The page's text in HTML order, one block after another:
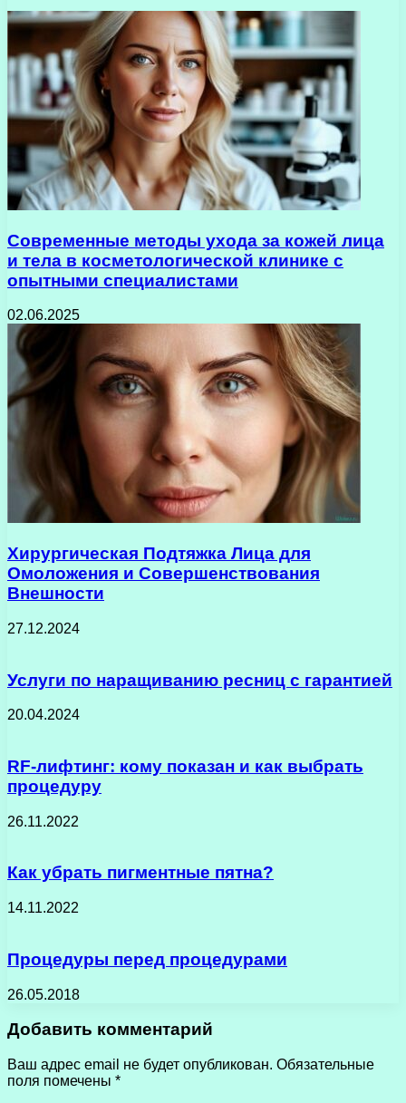
Современные методы ухода за кожей лица
и тела в косметологической клинике с
опытными специалистами
02.06.2025
Хирургическая Подтяжка Лица для
Омоложения и Совершенствования
Внешности
27.12.2024
Услуги по наращиванию ресниц с гарантией
20.04.2024
RF-лифтинг: кому показан и как выбрать
процедуру
26.11.2022
Как убрать пигментные пятна?
14.11.2022
Процедуры перед процедурами
26.05.2018
Добавить комментарий
Ваш адрес email не будет опубликован. Обязательные
поля помечены *